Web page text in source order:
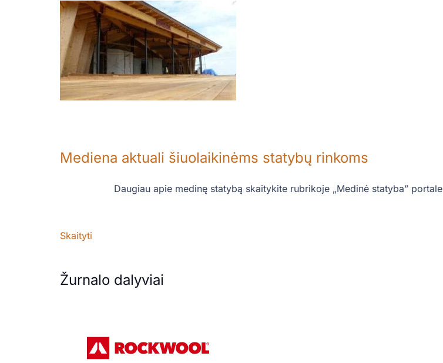
Mediena aktuali šiuolaikinėms statybų rinkoms
Daugiau apie medinę statybą skaitykite rubrikoje „Medinė statyba” portale
Skaityti
Žurnalo dalyviai